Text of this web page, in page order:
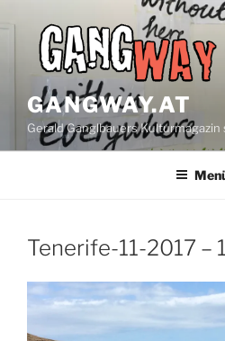
springen
GANGWAY.AT
Gerald Ganglbauers
Tenerife-11-2017 –